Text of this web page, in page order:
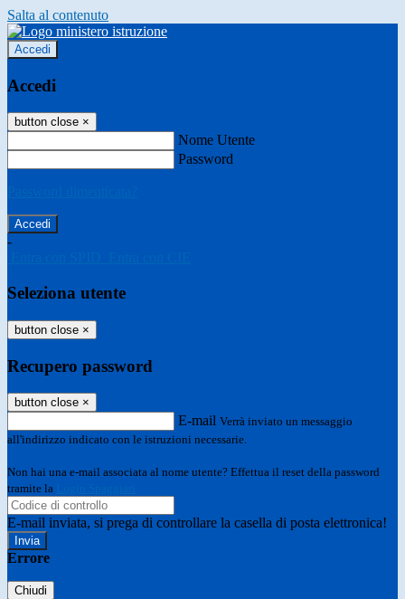
Salta al contenuto
Accedi
Accedi
button close ×
Nome Utente
Password
-
Seleziona utente
button close ×
Recupero password
button close ×
E-mail Verrà inviato un messaggio
all'indirizzo indicato con le istruzioni necessarie.
Non hai una e-mail associata al nome utente? Effettua il reset della password
tramite la
E-mail inviata, si prega di controllare la casella di posta elettronica!
Errore
Chiudi